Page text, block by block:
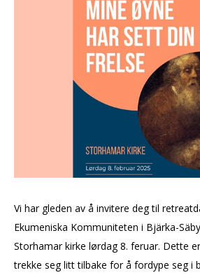
Vi har gleden av å invitere deg til
Ekumeniska Kommuniteten i Bjärka-
Storhamar kirke lørdag 8. feruar. Dette
trekke seg litt tilbake for å fordype seg i